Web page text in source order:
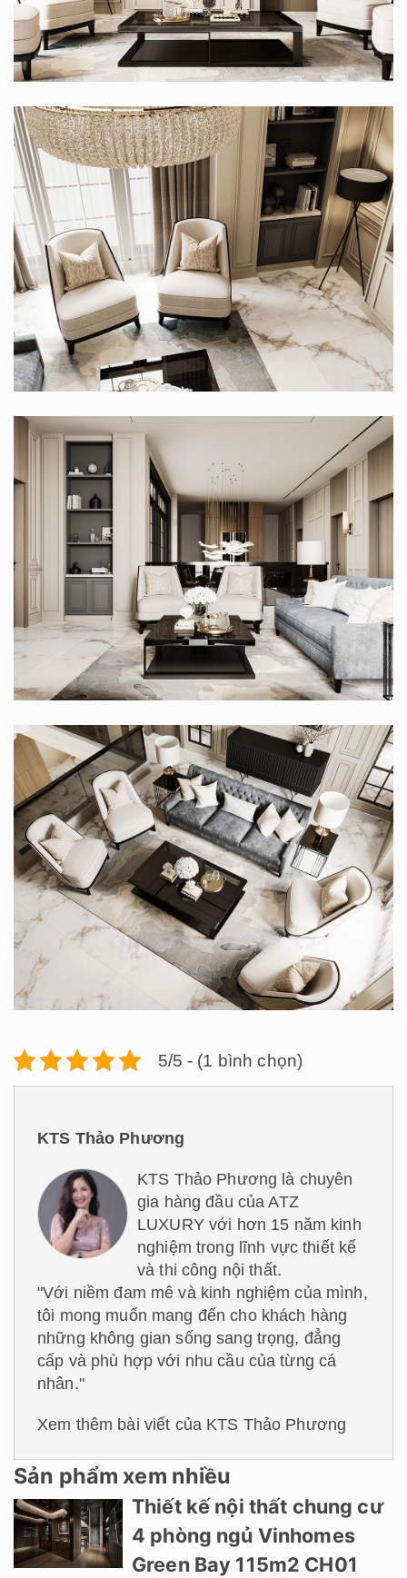
5/5 - (1 bình chọn)
KTS Thảo Phương
KTS Thảo Phương là chuyên
gia hàng đầu của ATZ
LUXURY với hơn 15 năm kinh
nghiệm trong lĩnh vực thiết kế
và thi công nội thất.
"Với niềm đam mê và kinh nghiệm của mình,
tôi mong muốn mang đến cho khách hàng
những không gian sống sang trọng, đẳng
cấp và phù hợp với nhu cầu của từng cá
nhân."
Xem thêm bài viết của KTS Thảo Phương
Sản phẩm xem nhiều
Thiết kế nội thất chung cư
4 phòng ngủ Vinhomes
Green Bay 115m2 CH01